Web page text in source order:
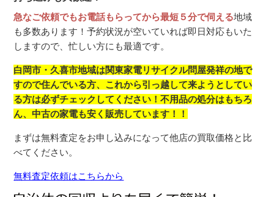
急なご依頼でもお電話もらってから最短５分で伺える地域
も多数あります！予約状況が空いていれば即日対応もいた
しますので、忙しい方にも最適です。
白岡市・久喜市地域は関東家電リサイクル問屋発祥の地で
すので住んでいる方、これから引っ越して来ようとしてい
る方は必ずチェックしてください！不用品の処分はもちろ
ん、中古の家電も安く販売しています！！
まずは無料査定をお申し込みになって他店の買取価格と比
べてください。
無料査定依頼はこちらから